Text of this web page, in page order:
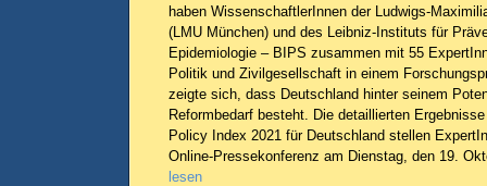
haben WissenschaftlerInnen der Ludwigs-
(LMU München) und des Leibniz-Instituts für
Epidemiologie – BIPS zusammen mit 55
Politik und Zivilgesellschaft in einem
zeigte sich, dass Deutschland hinter seinem
Reformbedarf besteht. Die detaillierten
Policy Index 2021 für Deutschland stellen
Online-Pressekonferenz am Dienstag, den 19.
lesen